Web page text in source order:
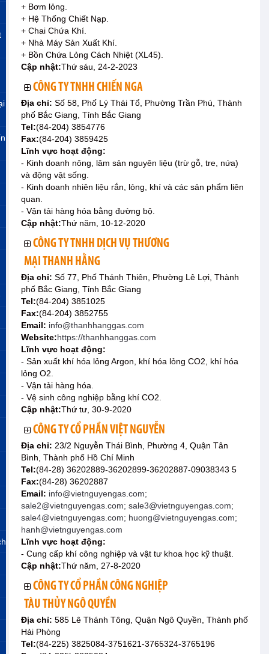
+ Bơm lỏng.
+ Hệ Thống Chiết Nạp.
+ Chai Chứa Khí.
+ Nhà Máy Sản Xuất Khí.
+ Bồn Chứa Lỏng Cách Nhiệt (XL45).
Cập nhật:Thứ sáu, 24-2-2023
CÔNG TY TNHH CHIẾN NGA
Địa chỉ: Số 58, Phố Lý Thái Tổ, Phường Trần Phú, Thành
phố Bắc Giang, Tỉnh Bắc Giang
Tel:(84-204) 3854776
Fax:(84-204) 3859425
Lĩnh vực hoạt động:
- Kinh doanh nông, lâm sản nguyên liệu (trừ gỗ, tre, nứa)
và động vật sống.
- Kinh doanh nhiên liệu rắn, lỏng, khí và các sản phẩm liên
quan.
- Vận tải hàng hóa bằng đường bộ.
Cập nhật:Thứ năm, 10-12-2020
CÔNG TY TNHH DỊCH VỤ THƯƠNG
MẠI THANH HẰNG
Địa chỉ: Số 77, Phố Thánh Thiên, Phường Lê Lợi, Thành
phố Bắc Giang, Tỉnh Bắc Giang
Tel:(84-204) 3851025
Fax:(84-204) 3852755
Email: info@thanhhanggas.com
Website:https://thanhhanggas.com
Lĩnh vực hoạt động:
- Sản xuất khí hóa lỏng Argon, khí hóa lỏng CO2, khí hóa
lỏng O2.
- Vận tải hàng hóa.
- Vệ sinh công nghiệp bằng khí CO2.
Cập nhật:Thứ tư, 30-9-2020
CÔNG TY CỔ PHẦN VIỆT NGUYỄN
Địa chỉ: 23/2 Nguyễn Thái Bình, Phường 4, Quận Tân
Bình, Thành phố Hồ Chí Minh
Tel:(84-28) 36202889-36202899-36202887-09038343 5
Fax:(84-28) 36202887
Email: info@vietnguyengas.com;
sale2@vietnguyengas.com; sale3@vietnguyengas.com;
sale4@vietnguyengas.com; huong@vietnguyengas.com;
hanh@vietnguyengas.com
Lĩnh vực hoạt động:
- Cung cấp khí công nghiệp và vật tư khoa học kỹ thuật.
Cập nhật:Thứ năm, 27-8-2020
CÔNG TY CỔ PHẦN CÔNG NGHIỆP
TÀU THỦY NGÔ QUYỀN
Địa chỉ: 585 Lê Thánh Tông, Quận Ngô Quyền, Thành phố
Hải Phòng
Tel:(84-225) 3825084-3751621-3765324-3765196